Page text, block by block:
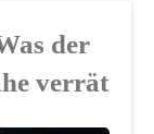
der
verrät